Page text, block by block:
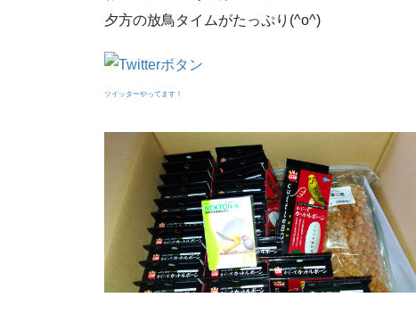
夕方の放鳥タイムがたっぷり(^o^)
ツイッターやってます！